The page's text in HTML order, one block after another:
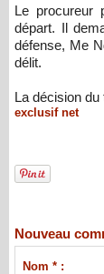
Le procureur
départ. Il
défense, Me
délit.
La décision du
exclusif net
Nouveau
Nom * :